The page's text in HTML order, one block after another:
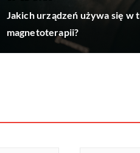
Jakich urządzeń używa się w
magnetoterapii?